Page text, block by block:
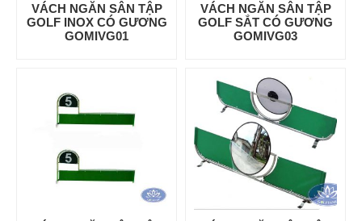
VÁCH NGĂN SÂN TẬP
GOLF INOX CÓ GƯƠNG
GOMIVG01
VÁCH NGĂN SÂN TẬP
GOLF SẮT CÓ GƯƠNG
GOMIVG03